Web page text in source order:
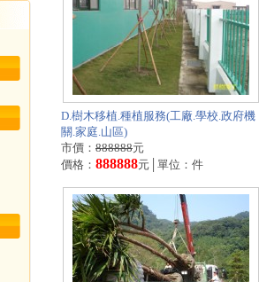
D.樹木移植.種植服務(工廠.學校.政府機
關.家庭.山區)
市價： 888888元
價格： 888888元│單位：件